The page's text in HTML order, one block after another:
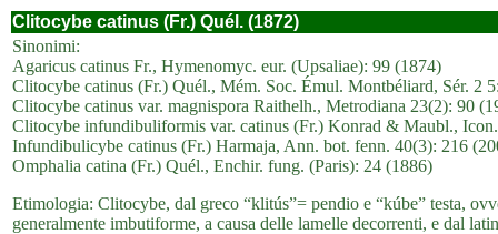
Clitocybe catinus (Fr.) Quél. (1872)
Sinonimi:
Agaricus catinus Fr., Hymenomyc. eur. (Upsaliae): 99 (1874)
Clitocybe catinus (Fr.) Quél., Mém. Soc. Émul. Montbéliard, Sér. 2
Clitocybe catinus var. magnispora Raithelh., Metrodiana 23(2): 90
Clitocybe infundibuliformis var. catinus (Fr.) Konrad & Maubl.,
Infundibulicybe catinus (Fr.) Harmaja, Ann. bot. fenn. 40(3): 216
Omphalia catina (Fr.) Quél., Enchir. fung. (Paris): 24 (1886)
Etimologia: Clitocybe, dal greco “klitús”= pendio e “kúbe” testa,
generalmente imbutiforme, a causa delle lamelle decorrenti, e dal